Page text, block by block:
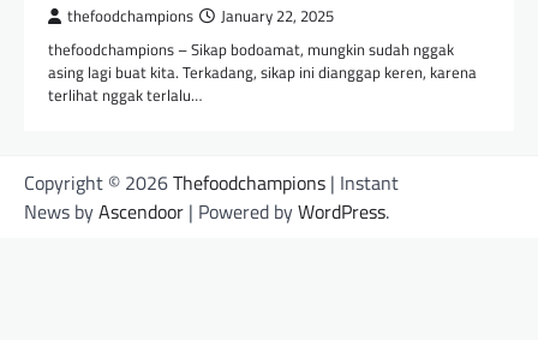
thefoodchampions January 22, 2025
thefoodchampions – Sikap bodoamat, mungkin sudah nggak
asing lagi buat kita. Terkadang, sikap ini dianggap keren, karena
terlihat nggak terlalu…
Copyright © 2026Thefoodchampions | Instant
News byAscendoor | Powered byWordPress.